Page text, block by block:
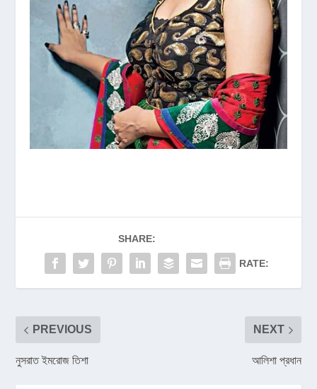
SHARE:
RATE:
PREVIOUS
নুসরাত ইমরোজ তিশা
NEXT
আলিশা প্রধান